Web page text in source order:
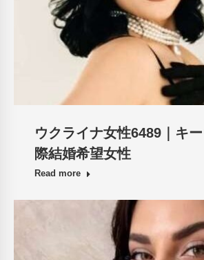
ウクライナ女性6489｜キ
際結婚希望女性
Read more